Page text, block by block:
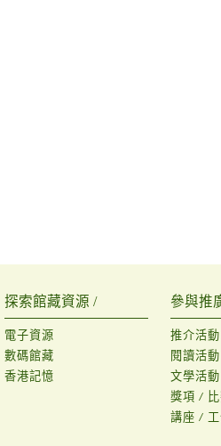
探索館藏資源 /
電子資源
數碼館藏
香港記憶
參與推
推介活動
閱讀活動
文學活動
獎項 / 比
講座 / 工